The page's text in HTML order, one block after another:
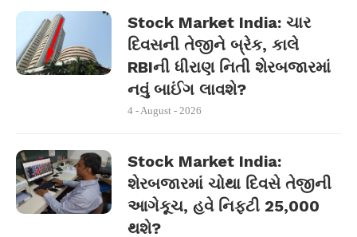
Stock Market India: ચાર
દિવસની તેજીને બ્રેક, કાલે
RBIની ધીરાણ નિતી શેરબજારમાં
નવું બાઈંગ લાવશે?
4 - August - 2026
Stock Market India:
શેરબજારમાં ચોથા દિવસે તેજીની
આગેકૂચ, હવે નિફ્ટી 25,000
થશે?